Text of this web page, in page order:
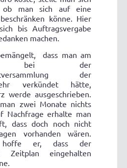
ob man sich auf eine
könne. Hier
bis Auftragsvergabe
machen.
dass man am
bei der
der
verkündet hätte,
werde ausgeschrieben.
zwei Monate nichts
Nachfrage erhalte man
dass doch noch nicht
vorhanden wären.
hoffe er, dass der
Zeitplan eingehalten